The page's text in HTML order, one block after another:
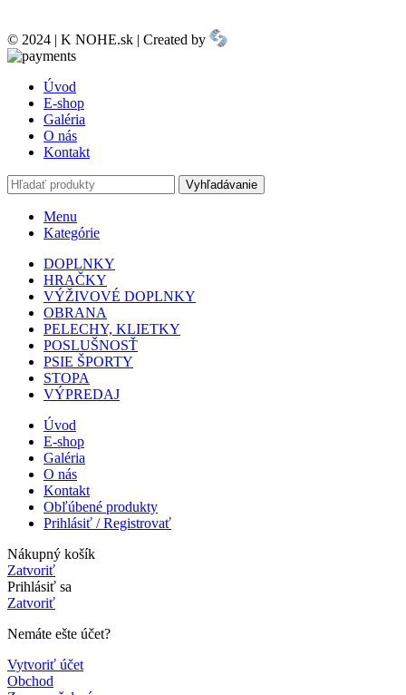
© 2024 | K NOHE.sk | Created by
Úvod
E-shop
Galéria
O nás
Kontakt
Vyhľadávanie
Menu
Kategórie
DOPLNKY
HRAČKY
VÝŽIVOVÉ DOPLNKY
OBRANA
PELECHY, KLIETKY
POSLUŠNOSŤ
PSIE ŠPORTY
STOPA
VÝPREDAJ
Úvod
E-shop
Galéria
O nás
Kontakt
Obľúbené produkty
Prihlásiť / Registrovať
Nákupný košík
Zatvoriť
Prihlásiť sa
Zatvoriť
Nemáte ešte účet?
Vytvoriť účet
Obchod